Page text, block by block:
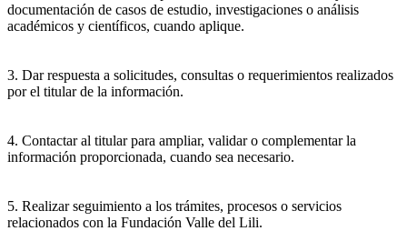
documentación de casos de estudio, investigaciones o análisis
académicos y científicos, cuando aplique.
3. Dar respuesta a solicitudes, consultas o requerimientos realizados
por el titular de la información.
4. Contactar al titular para ampliar, validar o complementar la
información proporcionada, cuando sea necesario.
5. Realizar seguimiento a los trámites, procesos o servicios
relacionados con la Fundación Valle del Lili.